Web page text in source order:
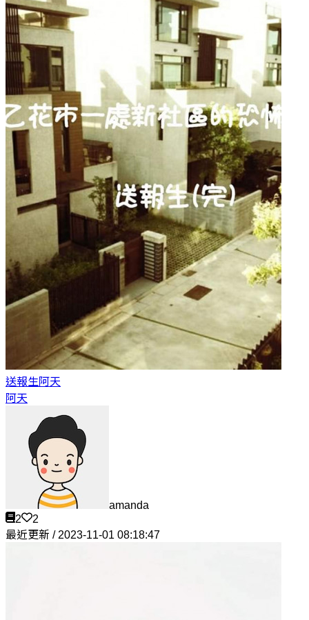
送報生阿天
阿天
amanda
2
2
最近更新 / 2023-11-01 08:18:47